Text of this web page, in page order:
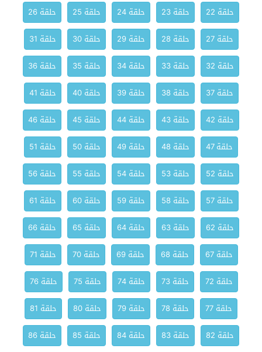
حلقة 22
حلقة 23 حلقة 24 حلقة 25
حلقة 26
حلقة 27
حلقة 28 حلقة 29 حلقة 30
حلقة 31
حلقة 32
حلقة 33 حلقة 34 حلقة 35
حلقة 36
حلقة 37
حلقة 38 حلقة 39 حلقة 40
حلقة 41
حلقة 42
حلقة 43 حلقة 44 حلقة 45
حلقة 46
حلقة 47
حلقة 48 حلقة 49 حلقة 50
حلقة 51
حلقة 52
حلقة 53 حلقة 54 حلقة 55
حلقة 56
حلقة 57
حلقة 58 حلقة 59 حلقة 60
حلقة 61
حلقة 62
حلقة 63 حلقة 64 حلقة 65
حلقة 66
حلقة 67
حلقة 68 حلقة 69 حلقة 70
حلقة 71
حلقة 72
حلقة 73 حلقة 74 حلقة 75
حلقة 76
حلقة 77
حلقة 78 حلقة 79 حلقة 80
حلقة 81
حلقة 82
حلقة 83 حلقة 84 حلقة 85 حلقة 86